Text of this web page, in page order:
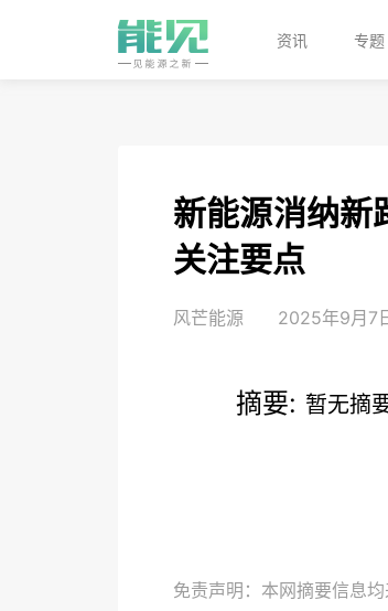
资讯 专题
新能源消纳新
关注要点
风芒能源 2025年9月7
摘要: 暂无摘
免责声明：本网摘要信息